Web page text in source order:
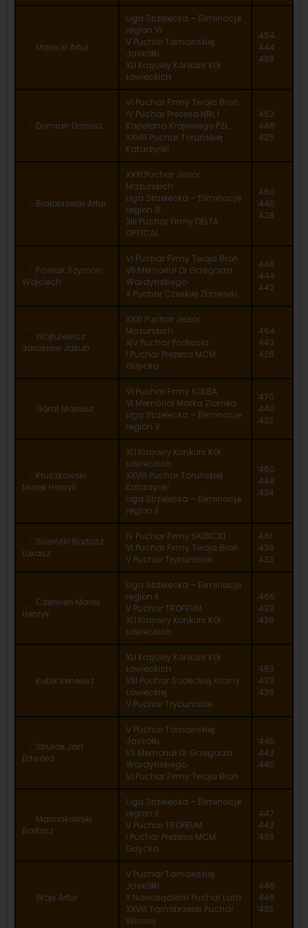
Małecki Artur
Liga Strzelecka – Eliminacje
region VI
V Puchar Tarnowskiej
Jaskółki
XLI Krajowy Konkurs Kół
Łowieckich
454
444
438
Domian Dariusz
VI Puchar Firmy Twoja Broń
IV Puchar Prezesa NRŁ i
Kapelana Krajowego PZŁ
XXVIII Puchar Toruńskiej
Katarzynki
452
448
435
Białobrzeski Artur
XXXI Puchar Jezior
Mazurskich
Liga Strzelecka – Eliminacje
region III
XIII Puchar Firmy DELTA
OPTICAL
460
446
428
Pawlak Szymon
Wojciech
VI Puchar Firmy Twoja Broń
VII Memoriał Dr Grzegorza
Wardyńskiego
X Puchar Czeskiej Zbrojovki
448
444
442
Wojtulewicz
Jarosław Jakub
XXXI Puchar Jezior
Mazurskich
XIV Puchar Podlasia
I Puchar Prezesa MCM
Giżycko
464
443
426
Góral Mariusz
VI Puchar Firmy KOLBA
VI Memoriał Marka Ziomka
Liga Strzelecka – Eliminacje
region V
470
440
423
Kruczkowski
Marek Henryk
XLI Krajowy Konkurs Kół
Łowieckich
XXVIII Puchar Toruńskiej
Katarzynki
Liga Strzelecka – Eliminacje
region II
450
449
434
Sosiński Bartosz
Łukasz
IV Puchar Firmy SKIBICKI
VI Puchar Firmy Twoja Broń
V Puchar Trybunalski
461
438
433
Czerwień Marek
Henryk
Liga Strzelecka – Eliminacje
region II
V Puchar TROFEUM
XLI Krajowy Konkurs Kół
Łowieckich
466
439
426
Kubik Ireneusz
XLI Krajowy Konkurs Kół
Łowieckich
VIII Puchar Sudeckiej Krainy
Łowieckiej
V Puchar Trybunalski
453
439
436
Strulak Jan
Edward
V Puchar Tarnowskiej
Jaskółki
VII Memoriał Dr Grzegorza
Wardyńskiego
VI Puchar Firmy Twoja Broń
445
443
440
Marcinkowski
Bartosz
Liga Strzelecka – Eliminacje
region II
V Puchar TROFEUM
I Puchar Prezesa MCM
Giżycko
447
443
438
Wójs Artur
V Puchar Tarnowskiej
Jaskółki
X Nowosądecki Puchar Lata
XXVIII Tarnobrzeski Puchar
Wiosny
448
446
433